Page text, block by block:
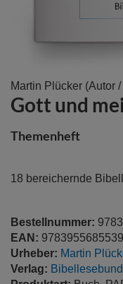
Martin Plücker (Autor
Gott und
Themenheft
18 bereichernde
Bestellnummer:
EAN: 9783955685539
Urheber: Martin
Verlag: Bibellesebund
Zum
Anfang
der
Bildergalerie